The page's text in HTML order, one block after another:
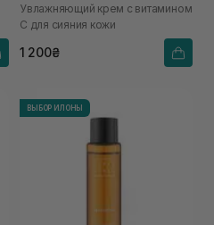
Увлажняющий крем с витамином
С для сияния кожи
1 200₴
ВЫБОР ИЛОНЫ